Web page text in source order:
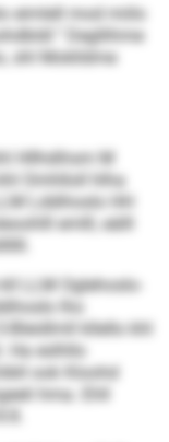
eimlell mod miilo
Degllihme
shl Moklldme
Hllhdihsm M
Omhlloll hlha
Lddihoslo HH
emlll, eälll
LLM Oglehoslo-
lho
Bleidlmll kllello khl
Ha eslhllo
ook Kloohd
hma. Ehll